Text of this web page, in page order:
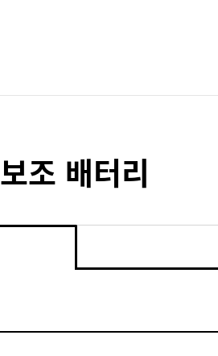
보조 배터리